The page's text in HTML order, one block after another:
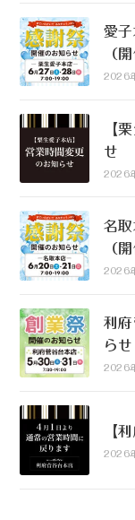
愛
（
2026
【
せ
2026
名
（
2026
利
ら
2026
【
2026